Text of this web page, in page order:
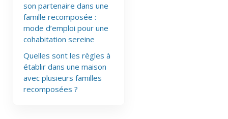
son partenaire dans une
famille recomposée :
mode d’emploi pour une
cohabitation sereine
Quelles sont les règles à
établir dans une maison
avec plusieurs familles
recomposées ?